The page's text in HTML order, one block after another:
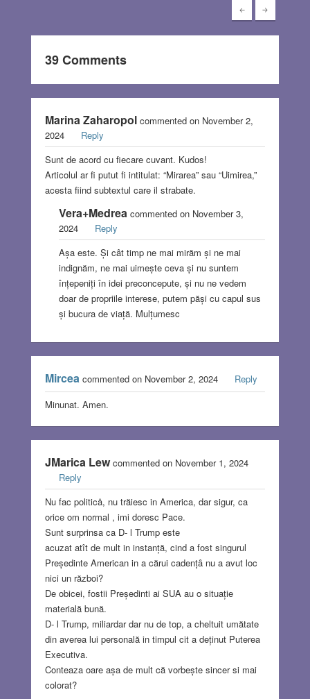
39 Comments
Marina Zaharopol commented on November 2,
2024
Reply
Sunt de acord cu fiecare cuvant. Kudos!
Articolul ar fi putut fi intitulat: “Mirarea” sau “Uimirea,”
acesta fiind subtextul care il strabate.
Vera+Medreacommented on November 3,
2024
Reply
Așa este. Și cât timp ne mai mirăm și ne mai
indignăm, ne mai uimește ceva și nu suntem
înțepeniți în idei preconcepute, și nu ne vedem
doar de propriile interese, putem păși cu capul sus
și bucura de viață. Mulțumesc
Mirceacommented on November 2, 2024
Reply
Minunat. Amen.
JMarica Lewcommented on November 1, 2024
Reply
Nu fac politicå, nu trăiesc in America, dar sigur, ca
orice om normal , imi doresc Pace.
Sunt surprinsa ca D- l Trump este
acuzat atît de mult in instanță, cind a fost singurul
Președinte American in a cărui cadențâ nu a avut loc
nici un război?
De obicei, fostii Președinti ai SUA au o situație
materială bună.
D- l Trump, miliardar dar nu de top, a cheltuit umătate
din averea lui personală in timpul cit a deținut Puterea
Executiva.
Conteaza oare așa de mult că vorbește sincer si mai
colorat?